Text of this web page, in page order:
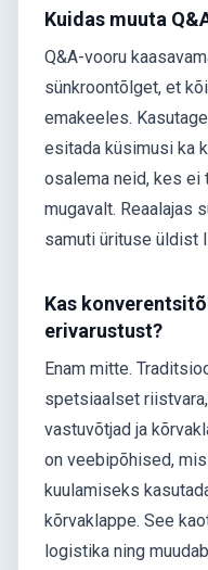
Kuidas muuta
Q&A-vooru
sünkroontõlget, et
emakeeles.
esitada küsimusi ka
osalema neid, kes ei
mugavalt. Reaalajas
samuti ürituse üldist
Kas
erivarustust?
Enam mitte.
spetsiaalset
vastuvõtjad ja
on veebipõhised,
kuulamiseks
kõrvaklappe. See
logistika ning